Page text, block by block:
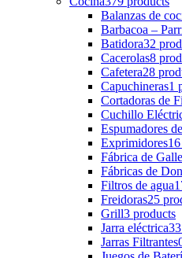
Balanzas de
Barbacoa –
Batidora32
Cacerolas8
Cafetera28
Capuchineras1
Cortadoras de
Cuchillo
Espumadores
Exprimidores
Fábrica de
Fábricas de
Filtros de agua
Freidoras25
Grill3 products
Jarra eléctrica
Jarras Filtrantes